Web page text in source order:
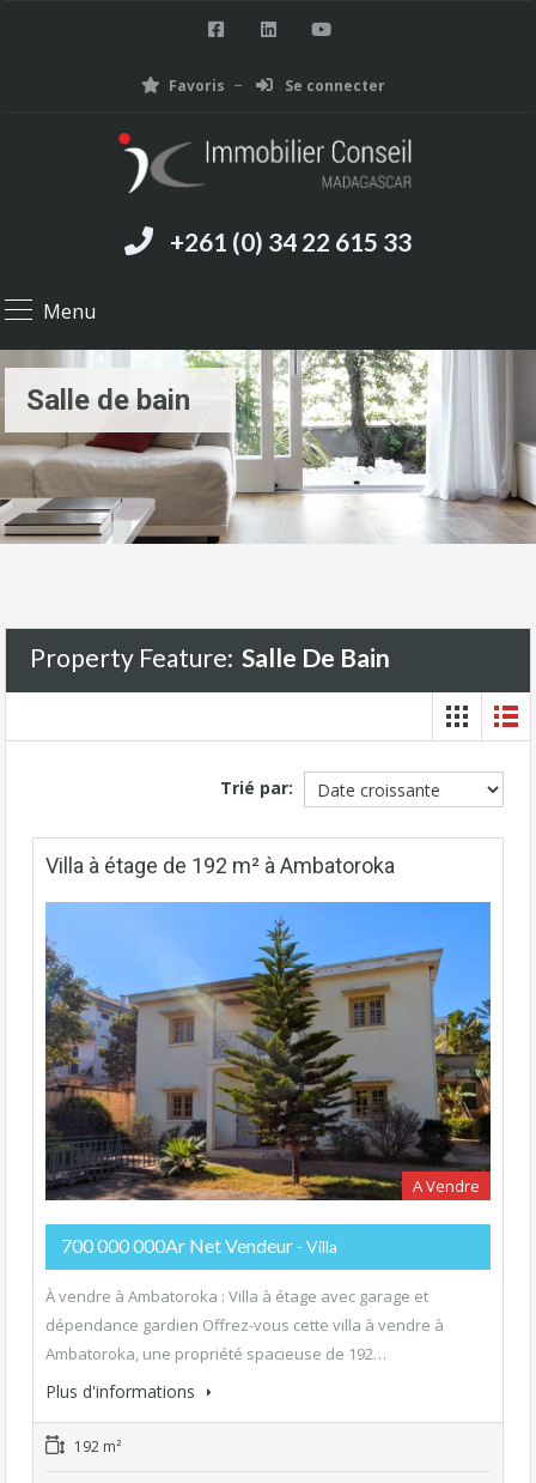
Favoris Se connecter
+261 (0) 34 22 615 33
Menu
Salle de bain
Property Feature: Salle De Bain
Trié par:
Villa à étage de 192 m² à Ambatoroka
A Vendre
700 000 000Ar Net Vendeur - Villa
À vendre à Ambatoroka : Villa à étage avec garage et
dépendance gardien Offrez-vous cette villa à vendre à
Ambatoroka, une propriété spacieuse de 192…
Plus d'informations
192 m²